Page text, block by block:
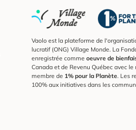
Vaolo est la plateforme de
lucratif (ONG) Village Monde. La
enregistrée comme oeuvre de
Canada et de Revenu Québec avec
membre de 1% pour la Planète. Les
100% aux initiatives dans les